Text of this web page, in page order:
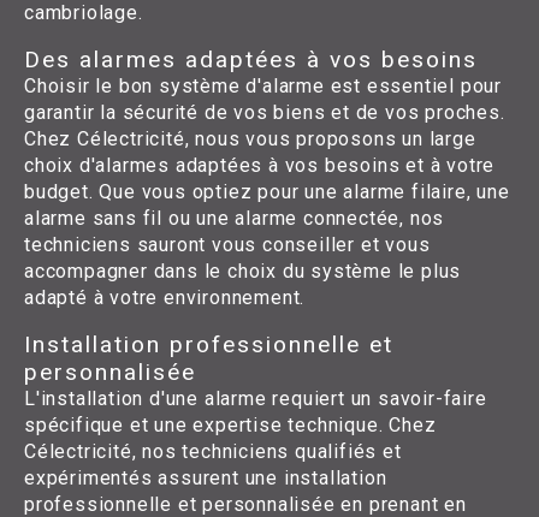
cambriolage.
Des alarmes adaptées à vos besoins
Choisir le bon système d'alarme est essentiel pour
garantir la sécurité de vos biens et de vos proches.
Chez Célectricité, nous vous proposons un large
choix d'alarmes adaptées à vos besoins et à votre
budget. Que vous optiez pour une alarme filaire, une
alarme sans fil ou une alarme connectée, nos
techniciens sauront vous conseiller et vous
accompagner dans le choix du système le plus
adapté à votre environnement.
Installation professionnelle et
personnalisée
L'installation d'une alarme requiert un savoir-faire
spécifique et une expertise technique. Chez
Célectricité, nos techniciens qualifiés et
expérimentés assurent une installation
professionnelle et personnalisée en prenant en